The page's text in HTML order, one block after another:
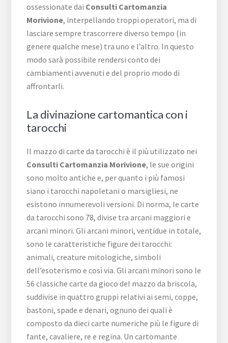
ossessionate dai Consulti Cartomanzia
Morivione, interpellando troppi operatori, ma di
lasciare sempre trascorrere diverso tempo (in
genere qualche mese) tra uno e l’altro. In questo
modo sarà possibile rendersi conto dei
cambiamenti avvenuti e del proprio modo di
affrontarli.
La divinazione cartomantica con i
tarocchi
Il mazzo di carte da tarocchi è il più utilizzato nei
Consulti Cartomanzia Morivione, le sue origini
sono molto antiche e, per quanto i più famosi
siano i tarocchi napoletani o marsigliesi, ne
esistono innumerevoli versioni. Di norma, le carte
da tarocchi sono 78, divise tra arcani maggiori e
arcani minori. Gli arcani minori, ventidue in totale,
sono le caratteristiche figure dei tarocchi:
animali, creature mitologiche, simboli
dell’esoterismo e così via. Gli arcani minori sono le
56 classiche carte da gioco del mazzo da briscola,
suddivise in quattro gruppi relativi ai semi, coppe,
bastoni, spade e denari, ognuno dei quali è
composto da dieci carte numeriche più le figure di
fante, cavaliere, re e regina. Un cartomante